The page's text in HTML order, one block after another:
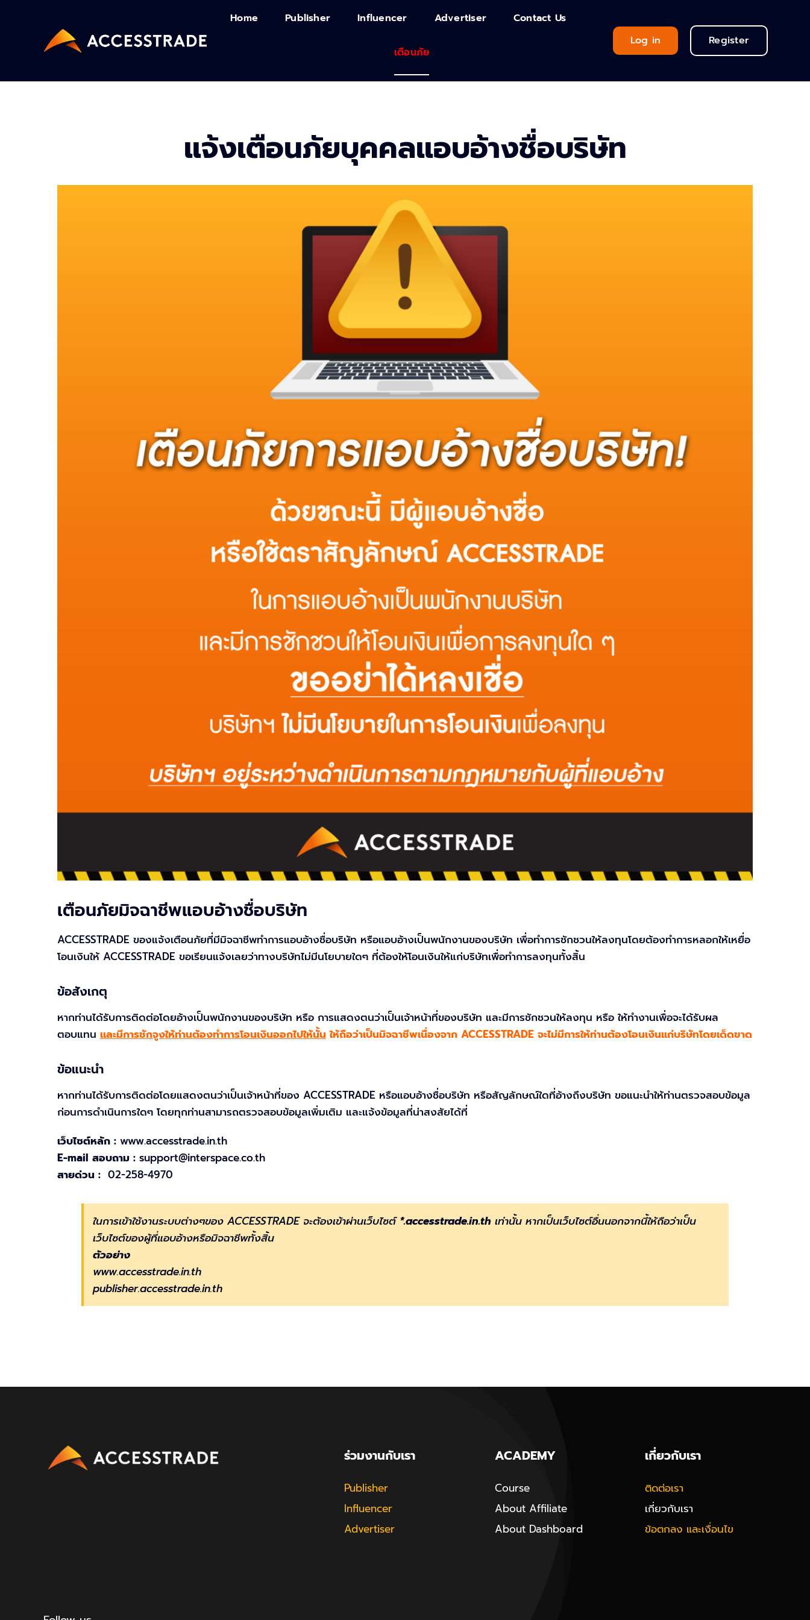
Home Publisher Influencer Advertiser Contact Us
เตือนภัย
Log in Register
แจ้งเตือนภัยบุคคลแอบอ้างชื่อบริษัท
เตือนภัยมิจฉาชีพแอบอ้างชื่อบริษัท
ACCESSTRADE ของแจ้งเตือนภัยที่มีมิจฉาชีพทำการแอบอ้างชื่อบริษัท หรือแอบอ้างเป็นพนักงานของบริษัท เพื่อทำการชักชวนให้ลงทุนโดยต้องทำการหลอกให้เหยื่อ
โอนเงินให้ ACCESSTRADE ขอเรียนแจ้งเลยว่าทางบริษัทไม่มีนโยบายใดๆ ที่ต้องให้โอนเงินให้แก่บริษัทเพื่อทำการลงทุนทั้งสิ้น
ข้อสังเกตุ
หากท่านได้รับการติดต่อโดยอ้างเป็นพนักงานของบริษัท หรือ การแสดงตนว่าเป็นเจ้าหน้าที่ของบริษัท และมีการชักชวนให้ลงทุน หรือ ให้ทำงานเพื่อจะได้รับผล
ตอบแทนและมีการชักจูงให้ท่านต้องทำการโอนเงินออกไปให้นั้นให้ถือว่าเป็นมิจฉาชีพเนื่องจาก ACCESSTRADE จะไม่มีการให้ท่านต้องโอนเงินแก่บริษัทโดยเด็ดขาด
ข้อแนะนำ
หากท่านได้รับการติดต่อโดยแสดงตนว่าเป็นเจ้าหน้าที่ของ ACCESSTRADE หรือแอบอ้างชื่อบริษัท หรือสัญลักษณ์ใดที่อ้างถึงบริษัท ขอแนะนำให้ท่านตรวจสอบข้อมูล
ก่อนการดำเนินการใดๆ โดยทุกท่านสามารถตรวจสอบข้อมูลเพิ่มเติม และแจ้งข้อมูลที่น่าสงสัยได้ที่
เว็บไซต์หลัก :www.accesstrade.in.th
E-mail สอบถาม : support@interspace.co.th
สายด่วน :02-258-4970
ในการเข้าใช้งานระบบต่างๆของ ACCESSTRADE จะต้องเข้าผ่านเว็บไซต์*.accesstrade.in.th เท่านั้น หากเป็นเว็บไซต์อื่นนอกจากนี้ให้ถือว่าเป็น
เว็บไซต์ของผู้ที่แอบอ้างหรือมิจฉาชีพทั้งสิ้น
ตัวอย่าง
www.accesstrade.in.th
publisher.accesstrade.in.th
ร่วมงานกับเรา
Publisher
Influencer
Advertiser
ACADEMY
Course
About Affiliate
About Dashboard
เกี่ยวกับเรา
ติดต่อเรา
เกี่ยวกับเรา
ข้อตกลง และเงื่อนไข